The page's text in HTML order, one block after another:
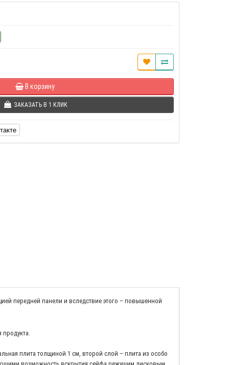
В корзину
ЗАКАЗАТЬ В 1 КЛИК
передней панели и вследствие этого – повышенной
плита толщиной 1 см, второй слой – плита из особо